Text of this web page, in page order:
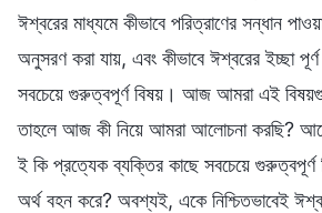
ঈশ্বরের মাধ্যমে কীভাবে পরিত্রাণের সন্ধান
অনুসরণ করা যায়, এবং কীভাবে ঈশ্বরের ইচ্ছা
সবচেয়ে গুরুত্বপূর্ণ বিষয়। আজ আমরা এই
তাহলে আজ কী নিয়ে আমরা আলোচনা করছি?
ই কি প্রত্যেক ব্যক্তির কাছে সবচেয়ে গুরুত্বপূর্ণ
অর্থ বহন করে? অবশ্যই, একে নিশ্চিতভাবেই